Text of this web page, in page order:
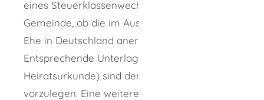
eines Steuerklassenwechsels bei der
Gemeinde, ob die im Ausland geschlossene
Ehe in Deutschland anerkannt wird.
Entsprechende Unterlagen (zum Beispiel
Heiratsurkunde) sind dem Meldeamt
vorzulegen. Eine weitere Vorlage dieser